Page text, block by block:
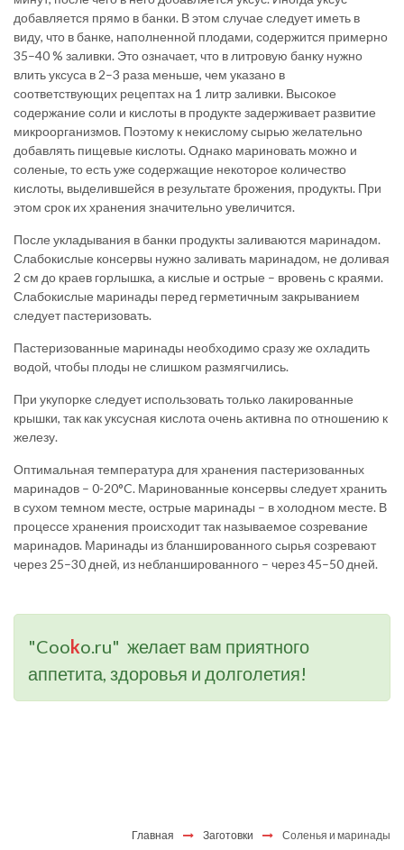
добавляется прямо в банки. В этом случае следует иметь в
виду, что в банке, наполненной плодами, содержится примерно
35–40 % заливки. Это означает, что в литровую банку нужно
влить уксуса в 2–3 раза меньше, чем указано в
соответствующих рецептах на 1 литр заливки. Высокое
содержание соли и кислоты в продукте задерживает развитие
микроорганизмов. Поэтому к некислому сырью желательно
добавлять пищевые кислоты. Однако мариновать можно и
соленые, то есть уже содержащие некоторое количество
кислоты, выделившейся в результате брожения, продукты. При
этом срок их хранения значительно увеличится.
После укладывания в банки продукты заливаются маринадом.
Слабокислые консервы нужно заливать маринадом, не доливая
2 см до краев горлышка, а кислые и острые – вровень с краями.
Слабокислые маринады перед герметичным закрыванием
следует пастеризовать.
Пастеризованные маринады необходимо сразу же охладить
водой, чтобы плоды не слишком размягчились.
При укупорке следует использовать только лакированные
крышки, так как уксусная кислота очень активна по отношению к
железу.
Оптимальная температура для хранения пастеризованных
маринадов – 0-20°C. Маринованные консервы следует хранить
в сухом темном месте, острые маринады – в холодном месте. В
процессе хранения происходит так называемое созревание
маринадов. Маринады из бланшированного сырья созревают
через 25–30 дней, из небланшированного – через 45–50 дней.
"Cooko.ru" желает вам приятного
аппетита, здоровья и долголетия!
Главная Заготовки Соленья и маринады